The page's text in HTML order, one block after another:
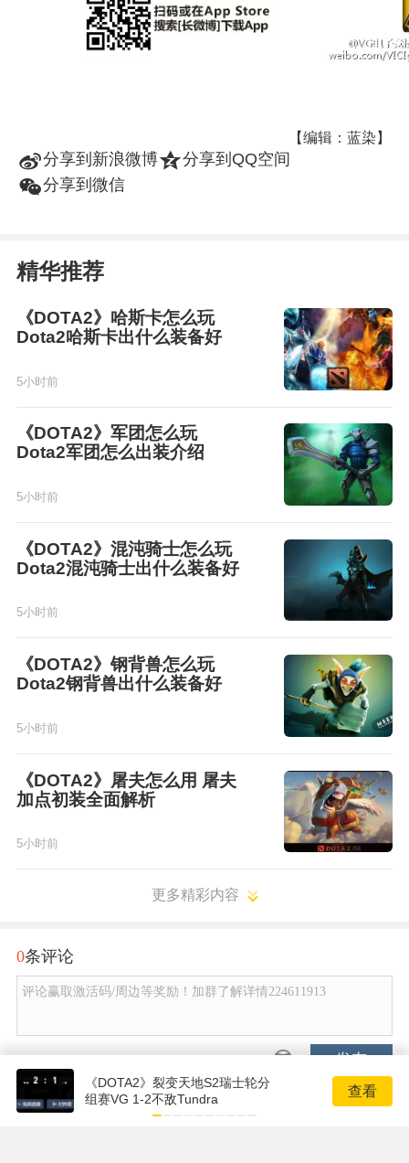
【编辑：蓝染】
t分享到新浪微博z分享到QQ空间
w分享到微信
精华推荐
《DOTA2》哈斯卡怎么玩
Dota2哈斯卡出什么装备好
5小时前
《DOTA2》军团怎么玩
Dota2军团怎么出装介绍
5小时前
《DOTA2》混沌骑士怎么玩
Dota2混沌骑士出什么装备好
5小时前
《DOTA2》钢背兽怎么玩
Dota2钢背兽出什么装备好
5小时前
《DOTA2》屠夫怎么用 屠夫
加点初装全面解析
5小时前
更多精彩内容
0条评论
评论赢取激活码/周边等奖励！加群了解详情224611913
发布
《DOTA2》裂变天地S2瑞士轮分
组赛VG 1-2不敌Tundra
查看